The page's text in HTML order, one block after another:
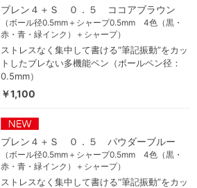
ブレン４＋Ｓ ０．５ ココアブラウン
（ボール径0.5mm＋シャープ0.5mm 4色（黒・
赤・青・緑インク）＋シャープ）
ストレスなく集中して書ける“筆記振動”をカッ
トしたブレない多機能ペン（ボールペン径：
0.5mm）
￥1,100
ブレン４＋Ｓ ０．５ パウダーブルー
（ボール径0.5mm＋シャープ0.5mm 4色（黒・
赤・青・緑インク）＋シャープ）
ストレスなく集中して書ける“筆記振動”をカッ